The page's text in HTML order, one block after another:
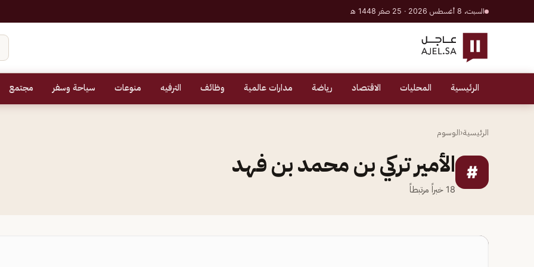
السبت، 8 أغسطس 2026 · 25 صفر 1448 هـ
الرئيسية المحليات الاقتصاد رياضة مدارات عالمية وظائف الترفيه منوعات سياحة وسفر مجتمع
الرئيسية‹الوسوم
# الأمير تركي بن محمد بن فهد
18 خبراً مرتبطاً